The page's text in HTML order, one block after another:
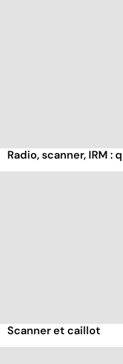
Radio, scanner, IRM :
Scanner et caillot